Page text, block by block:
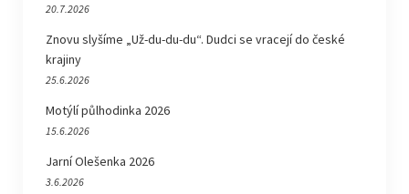
20.7.2026
Znovu slyšíme „Už-du-du-du“. Dudci se vracejí do české
krajiny
25.6.2026
Motýlí půlhodinka 2026
15.6.2026
Jarní Olešenka 2026
3.6.2026